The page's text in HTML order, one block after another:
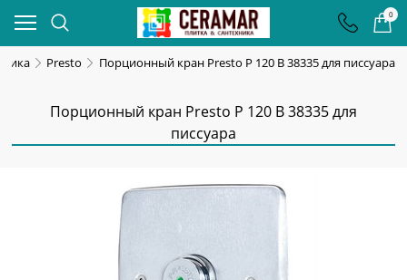
0
Presto Порционный кран Presto P 120 B 38335 для писсуара
Порционный кран Presto P 120 B 38335 для
писсуара